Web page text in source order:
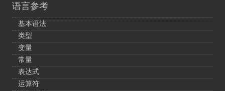
语言参考
基本语法
类型
变量
常量
表达式
运算符